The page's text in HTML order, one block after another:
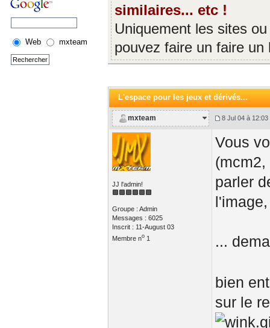
Web mxteam
similaires... etc !
Uniquement les sites
pouvez faire un faire un
L'espace pour les jeux et dérivés...
mxteam 8 Jul 04 à 12:03
JJ l'admin!
Groupe : Admin
Messages : 6025
Inscrit : 11-August 03
Membre no1
Vous
parler
...
bien
sur le